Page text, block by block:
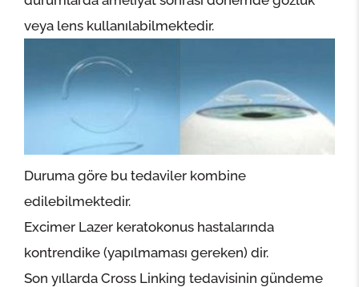
veya lens kullanılabilmektedir.
Duruma göre bu tedaviler kombine
edilebilmektedir.
Excimer Lazer keratokonus hastalarında
kontrendike (yapılmaması gereken) dir.
Son yıllarda Cross Linking tedavisinin gündeme